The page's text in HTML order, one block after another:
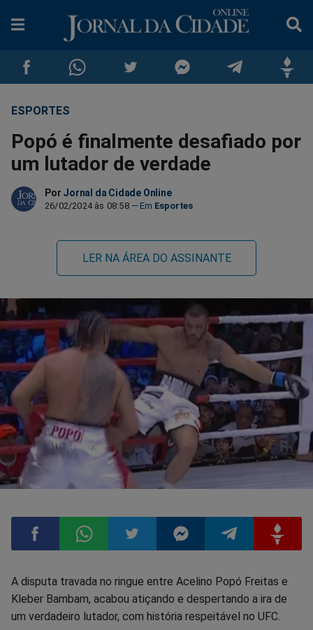
Compartilhar
no
Facebook
Compartilhar
no
Whatsapp
no
Twitter
no
Messenger
no
no
ESPORTES
Popó é finalmente desafiado por
um lutador de verdade
Por Jornal da Cidade Online
26/02/2024 às 08:58 Esportes
LER NA ÁREA DO ASSINANTE
Compartilhar
no
Compartilhar
no
Compartilhar
no
Compartilhar
no
Compartilhar
no
no
A disputa travada no ringue entre Acelino Popó Freitas e
Kleber Bambam, acabou atiçando e despertando a ira de
um verdadeiro lutador, com história respeitável no UFC.